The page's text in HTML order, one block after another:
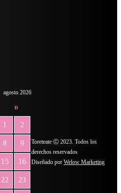
agosto 2026
D
1 2
8 9
15 16
22 23
Toreteate Ⓒ 2023. Todos los
derechos reservados
Diseñado por Welow Marketing